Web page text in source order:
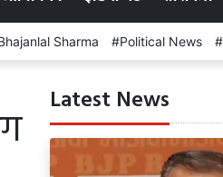
Sharma Political News
Latest News